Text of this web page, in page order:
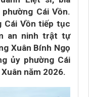
Cái Vồn.
Cái Vồn tiếp tục
an ninh trật tự
Xuân Bính Ngọ
ủy phường Cái
năm 2026.